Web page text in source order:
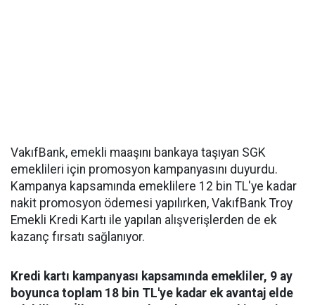
VakıfBank, emekli maaşını bankaya taşıyan SGK
emeklileri için promosyon kampanyasını duyurdu.
Kampanya kapsamında emeklilere 12 bin TL'ye kadar
nakit promosyon ödemesi yapılırken, VakıfBank Troy
Emekli Kredi Kartı ile yapılan alışverişlerden de ek
kazanç fırsatı sağlanıyor.
Kredi kartı kampanyası kapsamında emekliler, 9 ay
boyunca toplam 18 bin TL'ye kadar ek avantaj elde